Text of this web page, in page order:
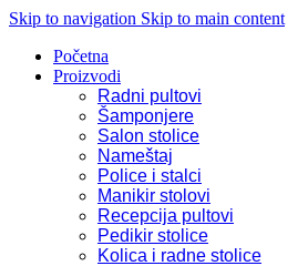
Skip to navigation Skip to main content
Početna
Proizvodi
Radni pultovi
Šamponjere
Salon stolice
Nameštaj
Police i stalci
Manikir stolovi
Recepcija pultovi
Pedikir stolice
Kolica i radne stolice